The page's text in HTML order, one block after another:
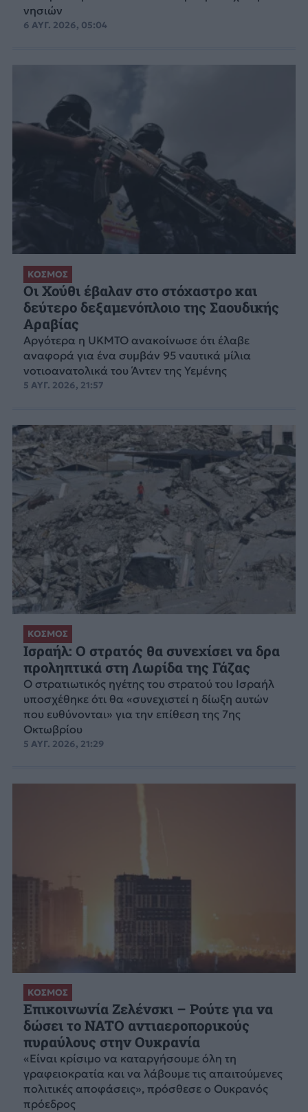
νησιών
6 ΑΥΓ. 2026, 05:04
ΚΟΣΜΟΣ
Οι Χούθι έβαλαν στο στόχαστρο και
δεύτερο δεξαμενόπλοιο της Σαουδικής
Αραβίας
Aργότερα η UKMTO ανακοίνωσε ότι έλαβε
αναφορά για ένα συμβάν 95 ναυτικά μίλια
νοτιοανατολικά του Άντεν της Υεμένης
5 ΑΥΓ. 2026, 21:57
ΚΟΣΜΟΣ
Ισραήλ: Ο στρατός θα συνεχίσει να δρα
προληπτικά στη Λωρίδα της Γάζας
Ο στρατιωτικός ηγέτης του στρατού του Ισραήλ
υποσχέθηκε ότι θα «συνεχιστεί η δίωξη αυτών
που ευθύνονται» για την επίθεση της 7ης
Οκτωβρίου
5 ΑΥΓ. 2026, 21:29
ΚΟΣΜΟΣ
Επικοινωνία Ζελένσκι – Ρούτε για να
δώσει το NATO αντιαεροπορικούς
πυραύλους στην Ουκρανία
«Είναι κρίσιμο να καταργήσουμε όλη τη
γραφειοκρατία και να λάβουμε τις απαιτούμενες
πολιτικές αποφάσεις», πρόσθεσε ο Ουκρανός
πρόεδρος